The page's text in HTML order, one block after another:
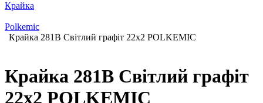
Крайка
Polkemic
Крайка 281B Світлий графіт 22х2 POLKEMIC
Крайка 281B Світлий графіт
22х2 POLKEMIC